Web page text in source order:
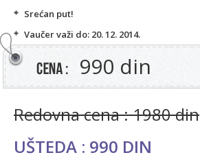
Srećan put!
Vaučer važi do: 20. 12. 2014.
990 din
Redovna cena : 1980 din
UŠTEDA : 990 DIN